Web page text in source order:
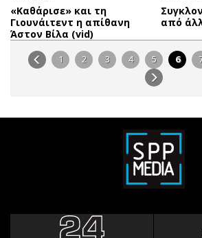
«Καθάρισε» και τη
Γιουνάιτεντ η απίθανη
Άστον Βίλα (vid)
από
1 2 3 4 5 6